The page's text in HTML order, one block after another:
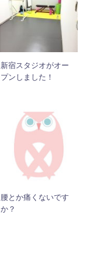
新宿スタジオがオー
プンしました！
腰とか痛くないです
か？